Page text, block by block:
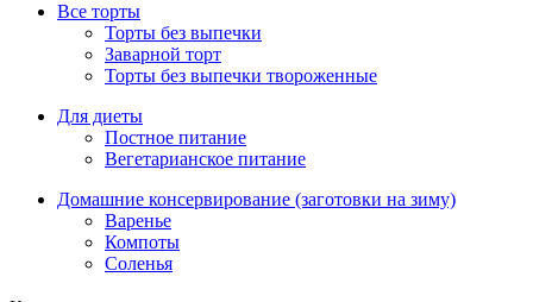
Все торты
Торты без выпечки
Заварной торт
Торты без выпечки твороженные
Для диеты
Постное питание
Вегетарианское питание
Домашние консервирование (заготовки на зиму)
Варенье
Компоты
Соленья